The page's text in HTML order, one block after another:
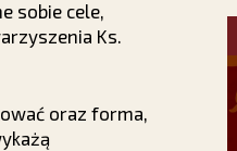
sobie cele,
Ks.
oraz forma,